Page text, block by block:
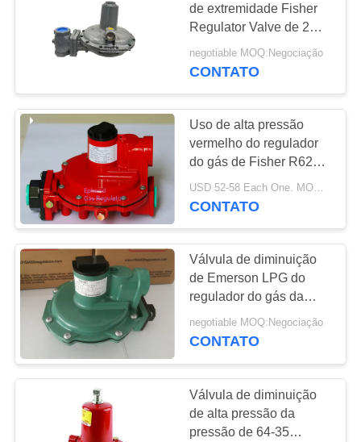
de extremidade Fisher
Regulator Valve de 2
polegadas
CS400IN8EC8 usa-se
negotiable MOQ:Negociação
CONTATO
Uso de alta pressão
vermelho do regulador
do gás de Fisher R622H
LPG da cor para
cozinhar, longa vida
USD 52-58 Each One. MOQ:10SETS
CONTATO
Válvula de diminuição
de Emerson LPG do
regulador do gás da
baixa pressão de Fisher
Brand R622
negotiable MOQ:Negociação
CONTATO
Válvula de diminuição
de alta pressão da
pressão de 64-35